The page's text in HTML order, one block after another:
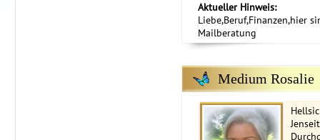
Aktueller Hinweis:
Liebe,Beruf,Finanzen,hier
Mailberatung
Medium Rosalie